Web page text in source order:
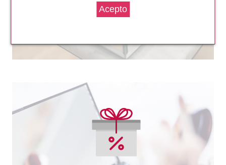
CLARINS
CLARINS TOTAL EYE CONTOUR
GEL 20 ML